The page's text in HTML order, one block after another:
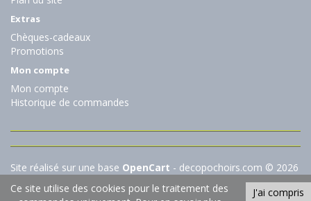
Extras
Chèques-cadeaux
Promotions
Mon compte
Mon compte
Historique de commandes
Site réalisé sur une base OpenCart - decopochoirs.com © 2026
J'ai compris
Ce site utilise des cookies pour le traitement des